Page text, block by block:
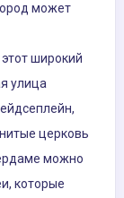
может
широкий
улица
церковь
можно
которые